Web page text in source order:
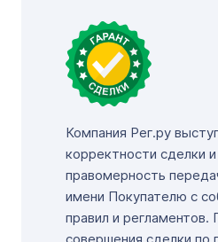
Компания Рег.ру
корректности сделки
правомерность
имени Покупателю с
правил и регламентов.